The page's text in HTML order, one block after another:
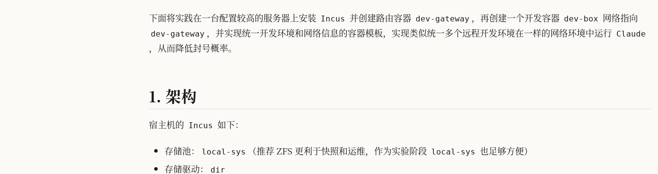
下面将实践在一台配置较高的服务器上安装 Incus 并创建路由容器 dev-gateway ，再创建一个开发容器 dev-box 网络指向
dev-gateway ，并实现统一开发环境和网络信息的容器模板，实现类似统一多个远程开发环境在一样的网络环境中运行 Claude
，从而降低封号概率。
1. 架构
宿主机的 Incus 如下：
存储池： local-sys （推荐 ZFS 更利于快照和运维，作为实验阶段 local-sys
也足够方便）
存储驱动：
dir